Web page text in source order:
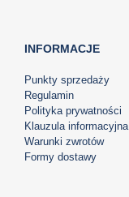
INFORMACJE
Punkty sprzedaży
Regulamin
Polityka prywatności
Klauzula informacyjna
Warunki zwrotów
Formy dostawy